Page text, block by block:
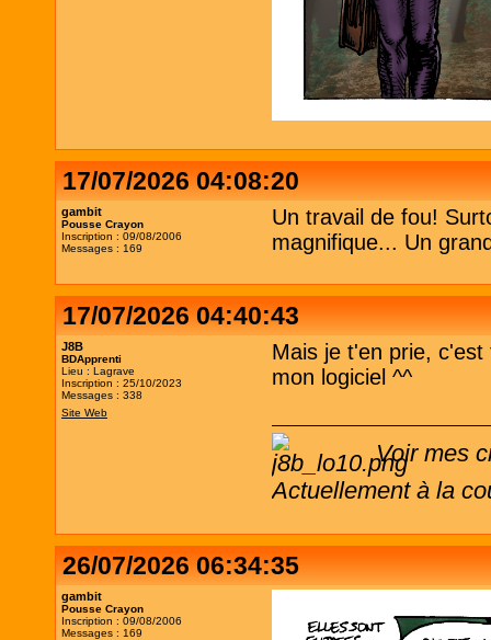
17/07/2026 04:08:20
gambit
Pousse Crayon
Inscription : 09/08/2006
Messages : 169
Un travail de fou!
magnifique... Un
17/07/2026 04:40:43
J8B
BDApprenti
Lieu : Lagrave
Inscription : 25/10/2023
Messages : 338
Site Web
Mais je t'en prie,
mon logiciel ^^
Voir mes
Actuellement à la
26/07/2026 06:34:35
gambit
Pousse Crayon
Inscription : 09/08/2006
Messages : 169